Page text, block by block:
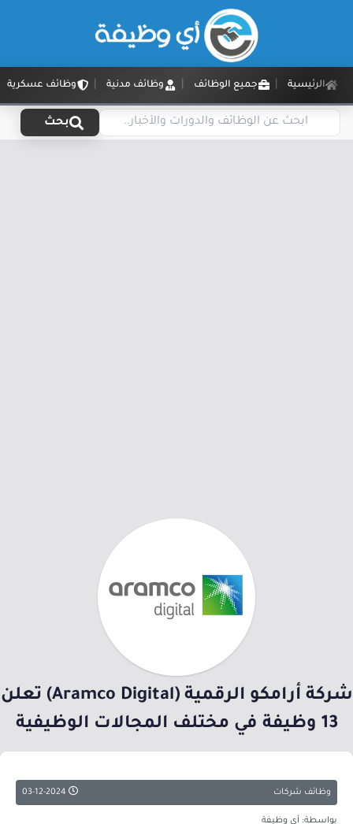
الرئيسية جميع الوظائف وظائف مدنية وظائف عسكرية
بحث
شركة أرامكو الرقمية (Aramco Digital) تعلن
13 وظيفة في مختلف المجالات الوظيفية
وظائف شركات
بواسطة: أي وظيفة